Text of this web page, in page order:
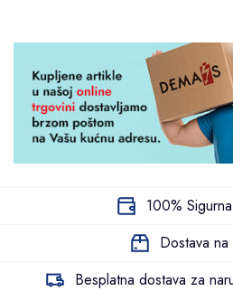
100%
Dostava
Besplatna dostava za